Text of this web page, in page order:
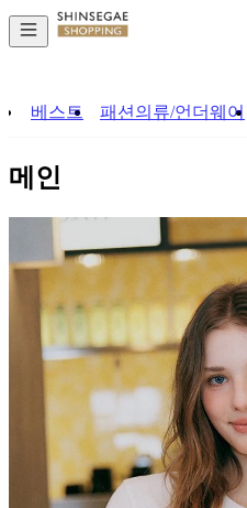
컨
텐
로
앱
바
가
베스트 패션의류/언더웨어
메인